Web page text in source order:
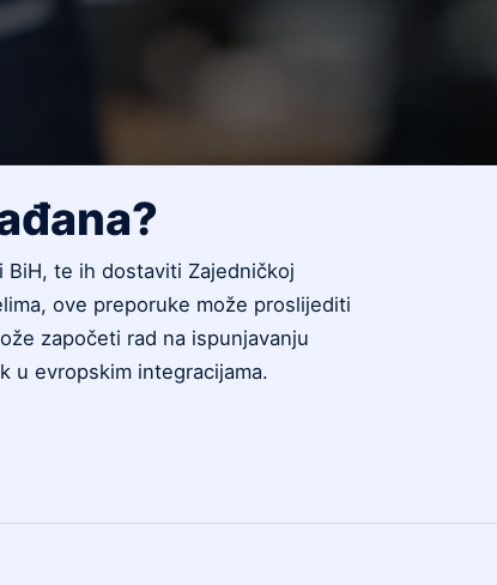
te ih dostaviti Zajedničkoj
ove preporuke može proslijediti
započeti rad na ispunjavanju
u evropskim integracijama.